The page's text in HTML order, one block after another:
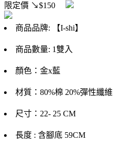
限定價 ↘$150
商品品牌: 【I-shi】
商品數量: 1雙入
顏色：金x藍
材質：80%棉 20%彈性纖維
尺寸：22- 25 CM
長度 : 含腳底 59CM